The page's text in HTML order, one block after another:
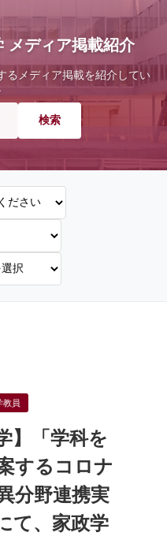
メディア掲載紹介
るメディア掲載を紹介してい
教員
】「学科を
するコロナ
分野連携実
て、家政学